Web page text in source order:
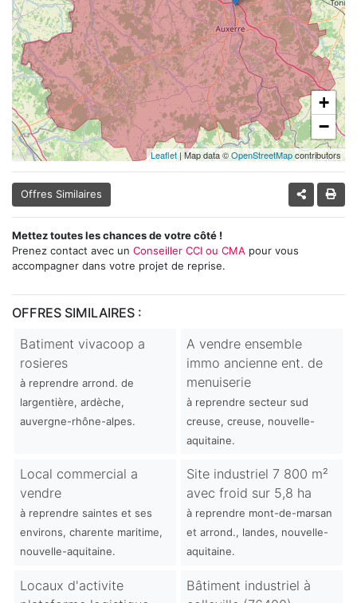
+
−
Leaflet | Map data ©OpenStreetMapcontributors
Offres Similaires
Mettez toutes les chances de votre côté !
Prenez contact avec un Conseiller CCI ou CMA pour vous
accompagner dans votre projet de reprise.
OFFRES SIMILAIRES :
Batiment vivacoop a
rosieres
à reprendre arrond. de
largentière, ardèche,
auvergne-rhône-alpes.
A vendre ensemble
immo ancienne ent. de
menuiserie
à reprendre secteur sud
creuse, creuse, nouvelle-
aquitaine.
Local commercial a
vendre
à reprendre saintes et ses
environs, charente maritime,
nouvelle-aquitaine.
Site industriel 7 800 m²
avec froid sur 5,8 ha
à reprendre mont-de-marsan
et arrond., landes, nouvelle-
aquitaine.
Locaux d'activite
Bâtiment industriel à